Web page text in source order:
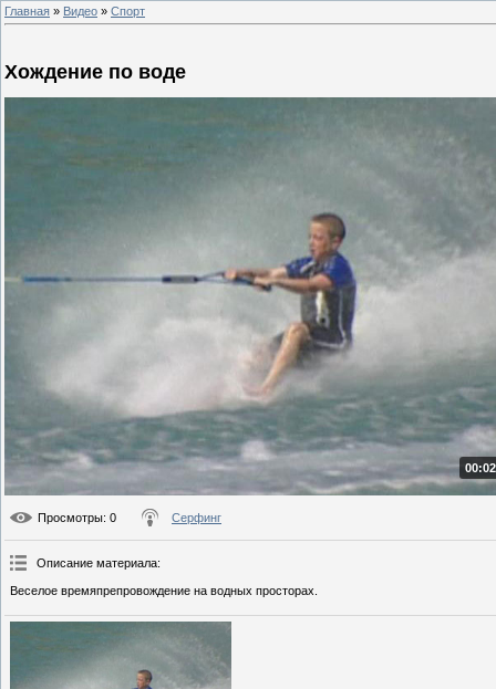
Главная » Видео » Спорт
Хождение по воде
Просмотры: 0 Серфинг
Описание материала:
Веселое времяпрепровождение на водных просторах.